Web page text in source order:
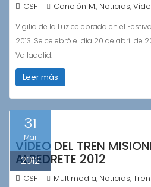
CSF Canción M., Noticias,
Vigilia de la Luz celebrada en el
2013. Se celebró el día 20 de abril de
Valladolid.
Leer más
31
Mar
2012
VÍDEO DEL TREN
ALPEDRETE 2012
CSF Multimedia, Noticias,